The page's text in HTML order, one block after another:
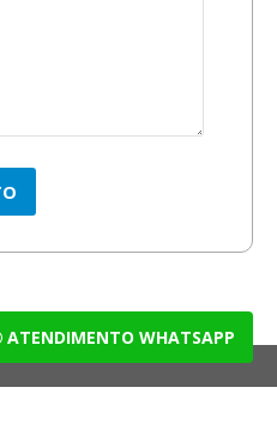
ATENDIMENTO WHATSAPP